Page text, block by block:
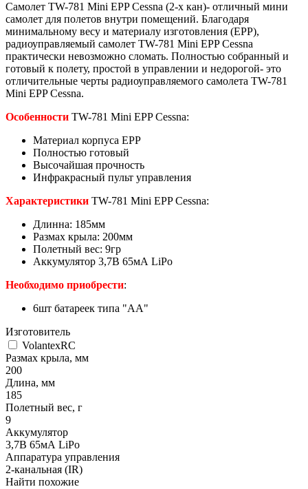
Самолет TW-781 Mini EPP Cessna (2-х кан)- отличный мини
самолет для полетов внутри помещений. Благодаря
минимальному весу и материалу изготовления (EPP),
радиоуправляемый самолет TW-781 Mini EPP Cessna
практически невозможно сломать. Полностью собранный и
готовый к полету, простой в управлении и недорогой- это
отличительные черты радиоуправляемого самолета TW-781
Mini EPP Cessna.
Особенности TW-781 Mini EPP Cessna:
Материал корпуса EPP
Полностью готовый
Высочайшая прочность
Инфракрасный пульт управления
Характеристики TW-781 Mini EPP Cessna:
Длинна: 185мм
Размах крыла: 200мм
Полетный вес: 9гр
Аккумулятор 3,7В 65мА LiPo
Необходимо приобрести:
6шт батареек типа "АА"
Изготовитель
VolantexRC
Размах крыла, мм
200
Длина, мм
185
Полетный вес, г
9
Аккумулятор
3,7В 65мА LiPo
Аппаратура управления
2-канальная (IR)
Найти похожие